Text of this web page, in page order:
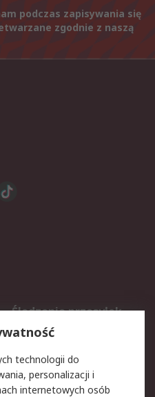
podczas zapisywania się
zgodnie z naszą
Śledzenie przesyłek
Rejestracja
technologii do
personalizacji i
internetowych osób